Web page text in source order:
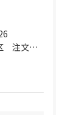
🦋横浜市旭区 注文住宅 施工例